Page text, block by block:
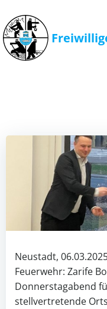
Neustadt,
Feuerwehr: Zarife
Donnerstagabend
stellvertretende